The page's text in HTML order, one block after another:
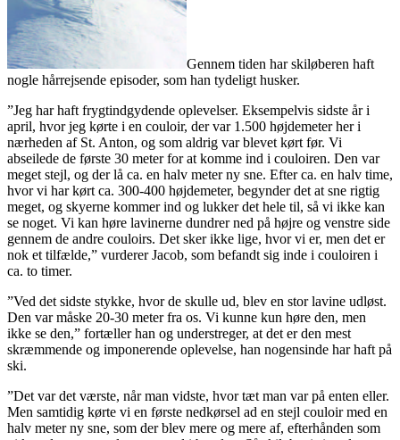
Gennem tiden har skiløberen haft
nogle hårrejsende episoder, som han tydeligt husker.
”Jeg har haft frygtindgydende oplevelser. Eksempelvis sidste år i
april, hvor jeg kørte i en couloir, der var 1.500 højdemeter her i
nærheden af St. Anton, og som aldrig var blevet kørt før. Vi
abseilede de første 30 meter for at komme ind i couloiren. Den var
meget stejl, og der lå ca. en halv meter ny sne. Efter ca. en halv time,
hvor vi har kørt ca. 300-400 højdemeter, begynder det at sne rigtig
meget, og skyerne kommer ind og lukker det hele til, så vi ikke kan
se noget. Vi kan høre lavinerne dundrer ned på højre og venstre side
gennem de andre couloirs. Det sker ikke lige, hvor vi er, men det er
nok et tilfælde,” vurderer Jacob, som befandt sig inde i couloiren i
ca. to timer.
”Ved det sidste stykke, hvor de skulle ud, blev en stor lavine udløst.
Den var måske 20-30 meter fra os. Vi kunne kun høre den, men
ikke se den,” fortæller han og understreger, at det er den mest
skræmmende og imponerende oplevelse, han nogensinde har haft på
ski.
”Det var det værste, når man vidste, hvor tæt man var på enten eller.
Men samtidig kørte vi en første nedkørsel ad en stejl couloir med en
halv meter ny sne, som der blev mere og mere af, efterhånden som